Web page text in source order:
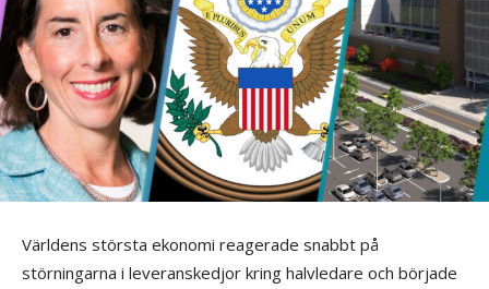
Världens största ekonomi reagerade snabbt på
störningarna i leveranskedjor kring halvledare och började